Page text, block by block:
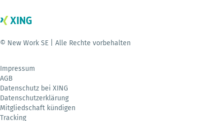
© New Work SE | Alle Rechte vorbehalten
Impressum
AGB
Datenschutz bei XING
Datenschutzerklärung
Mitgliedschaft kündigen
Tracking